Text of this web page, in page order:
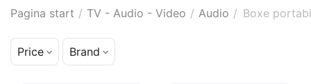
Pagina start / TV - Audio - Video / Audio / Boxe
Price Brand